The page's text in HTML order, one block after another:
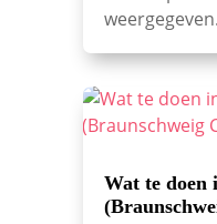
Wat te doen